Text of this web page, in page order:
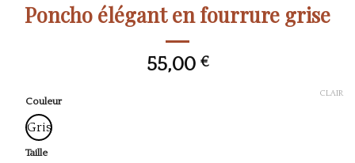
Poncho élégant en fourrure grise
55,00 €
couleur
Gris
taille
CLAIR